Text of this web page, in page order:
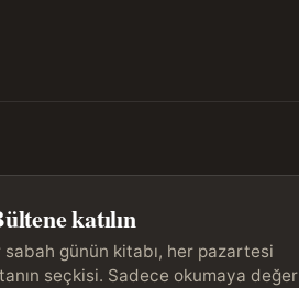
katılın
sabah günün kitabı, her pazartesi
seçkisi. Sadece okumaya değer